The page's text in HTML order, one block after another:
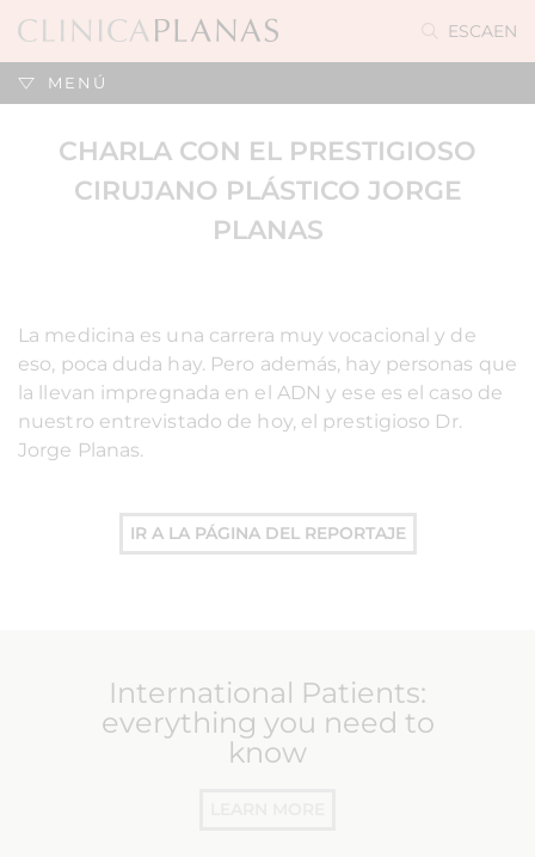
ESCAEN
MENÚ
CHARLA CON EL PRESTIGIOSO
CIRUJANO PLÁSTICO JORGE
PLANAS
La medicina es una carrera muy vocacional y de
eso, poca duda hay. Pero además, hay personas que
la llevan impregnada en el ADN y ese es el caso de
nuestro entrevistado de hoy, el prestigioso Dr.
Jorge Planas.
IR A LA PÁGINA DEL REPORTAJE
International Patients:
everything you need to
know